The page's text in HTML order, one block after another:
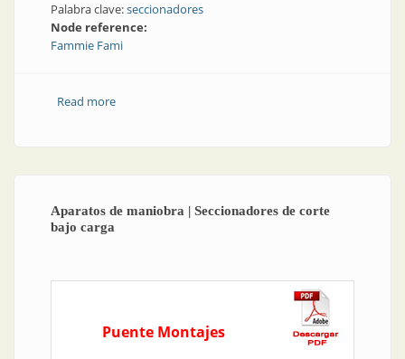
Palabra clave:seccionadores
Node reference:
Fammie Fami
Read moreabout Seccionadores
Aparatos de maniobra | Seccionadores de corte
bajo carga
Puente Montajes